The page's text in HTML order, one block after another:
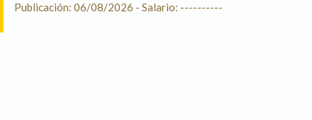
Publicación: 06/08/2026 - Salario: ----------